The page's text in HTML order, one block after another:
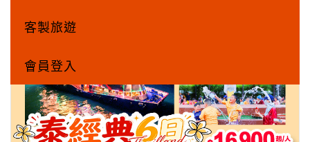
客製旅遊
會員登入